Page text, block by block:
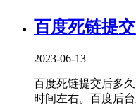
百度死链提
2023-06-13
百度死链提交后多
时间左右。百度后